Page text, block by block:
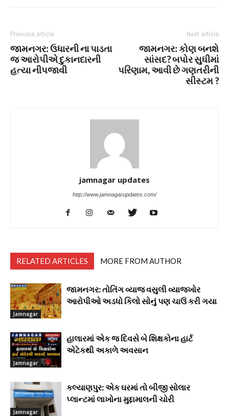
Previous article
જામનગર: ઉધારની ના પાડતા
જ આરોપીએ દુકાનદારની
હત્યા નીપજાવી
Next article
જામનગર: કોણ બનશે
સાંસદ? બપોર સુધીમાં
પરિણામ, આવી છે ગણતરીની
સીસ્ટમ ?
jamnagar updates
http://www.jamnagarupdates.com/
RELATED ARTICLES MORE FROM AUTHOR
Jamnagar
જામનગર: તોતિંગ વ્યાજ વસુલી વ્યાજખોર
આરોપીઓ અડધો કિલો સોનું પણ ચાઉં કરી ગયા
Jamnagar
હાલારમાં એક જ દિવસે બે શિક્ષકોના હાર્ટ
એટેકથી અકાળે અવસાન
Jamnagar
કલ્યાણપુર: એક ઘરમાં તો બીજી સોલાર
પ્લાન્ટમાં લાખોના મુદ્દામાલની ચોરી